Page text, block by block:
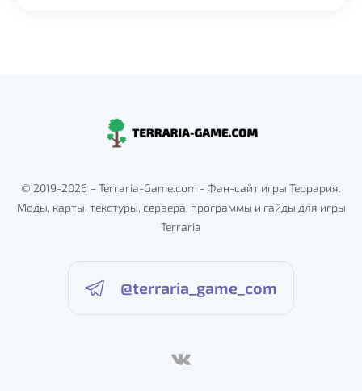
© 2019-2026 – Terraria-Game.com - Фан-сайт игры Террария.
Моды, карты, текстуры, сервера, программы и гайды для игры
Terraria
@terraria_game_com